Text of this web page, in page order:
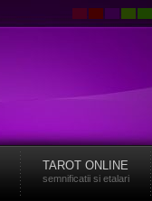
TAROT ONLINE
semnificatii si etalari